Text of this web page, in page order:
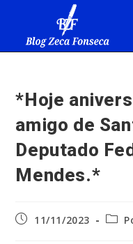
*Hoje
amigo de
Deputado
Mendes.*
Post11/11/2023